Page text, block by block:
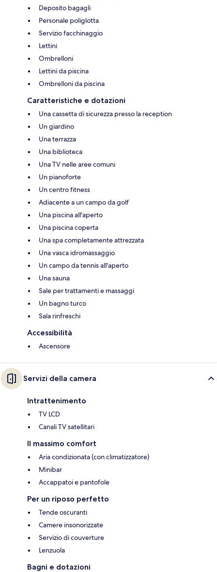
Deposito bagagli
Personale poliglotta
Servizio facchinaggio
Lettini
Ombrelloni
Lettini da piscina
Ombrelloni da piscina
Caratteristiche e dotazioni
Una cassetta di sicurezza presso la reception
Un giardino
Una terrazza
Una biblioteca
Una TV nelle aree comuni
Un pianoforte
Un centro fitness
Adiacente a un campo da golf
Una piscina all'aperto
Una piscina coperta
Una spa completamente attrezzata
Una vasca idromassaggio
Un campo da tennis all'aperto
Una sauna
Sale per trattamenti e massaggi
Un bagno turco
Sala rinfreschi
Accessibilità
Ascensore
Servizi della camera
Intrattenimento
TV LCD
Canali TV satellitari
Il massimo comfort
Aria condizionata (con climatizzatore)
Minibar
Accappatoi e pantofole
Per un riposo perfetto
Tende oscuranti
Camere insonorizzate
Servizio di couverture
Lenzuola
Bagni e dotazioni